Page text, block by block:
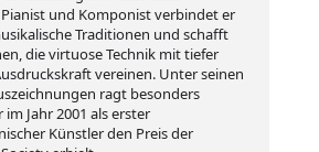
Pianist und Komponist verbindet er
Traditionen und schafft
die virtuose Technik mit tiefer
vereinen. Unter seinen
ragt besonders
im Jahr 2001 als erster
Künstler den Preis der